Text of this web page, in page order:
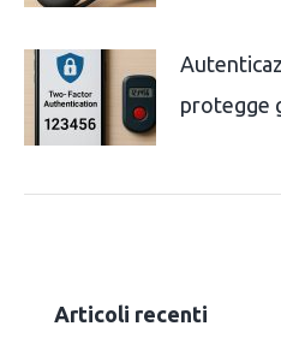
protegge
Articoli recenti